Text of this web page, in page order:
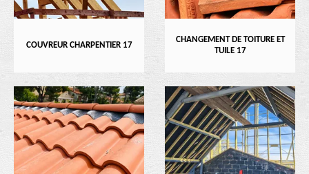
COUVREUR CHARPENTIER 17
CHANGEMENT DE TOITURE ET
TUILE 17